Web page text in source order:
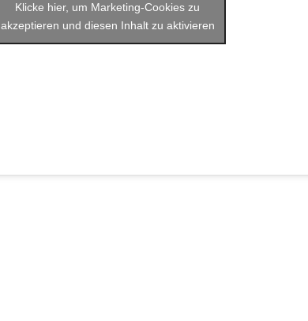
Klicke hier, um Marketing-Cookies zu
akzeptieren und diesen Inhalt zu aktivieren